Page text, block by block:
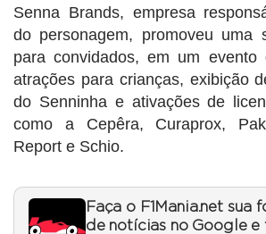
Senna Brands, empresa
do personagem, promoveu uma
para convidados, em um evento
atrações para crianças, exibição
do Senninha e ativações de
como a Cepêra, Curaprox,
Report e Schio.
Faça o F1Mania.net sua
de notícias no Google e